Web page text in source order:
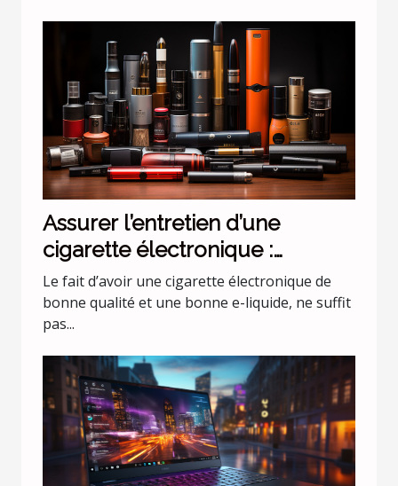
Assurer l’entretien d’une
cigarette électronique :
quelques conseils d’un expert
Le fait d’avoir une cigarette électronique de
bonne qualité et une bonne e-liquide, ne suffit
pas...